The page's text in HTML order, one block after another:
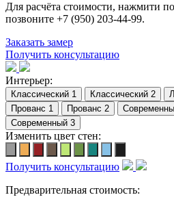
Для расчёта стоимости, нажмити
позвоните +7 (950) 203-44-99.
Заказать замер
Получить консультацию
Интерьер:
Изменить цвет стен:
Получить консультацию
Предварительная стоимость: